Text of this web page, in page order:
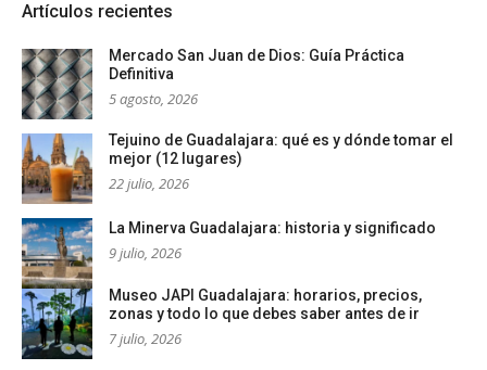
Artículos recientes
Mercado San Juan de Dios: Guía Práctica
Definitiva
5 agosto, 2026
Tejuino de Guadalajara: qué es y dónde tomar el
mejor (12 lugares)
22 julio, 2026
La Minerva Guadalajara: historia y significado
9 julio, 2026
Museo JAPI Guadalajara: horarios, precios,
zonas y todo lo que debes saber antes de ir
7 julio, 2026